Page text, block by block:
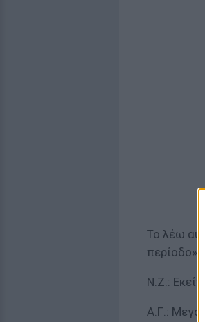
Το λέω
περίοδο»,
Ν.Ζ.:
Α.Γ.: